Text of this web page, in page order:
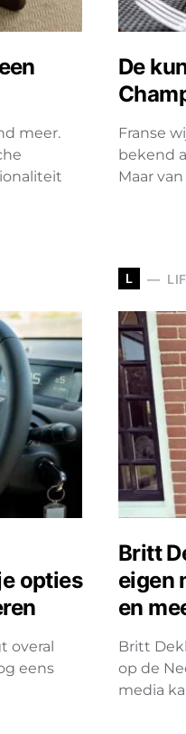
meer.
De
Franse
bekend
Maar
opties
overal
eens
L
Britt
eigen
en
Britt
op de
media